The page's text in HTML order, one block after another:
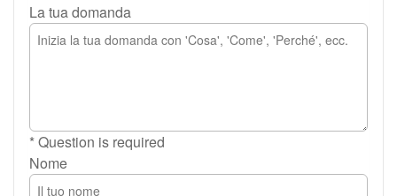
La tua domanda
* Question is required
Nome